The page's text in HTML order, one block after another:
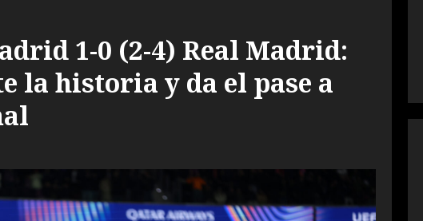
1-0 (2-4) Real Madrid:
la historia y da el pase a